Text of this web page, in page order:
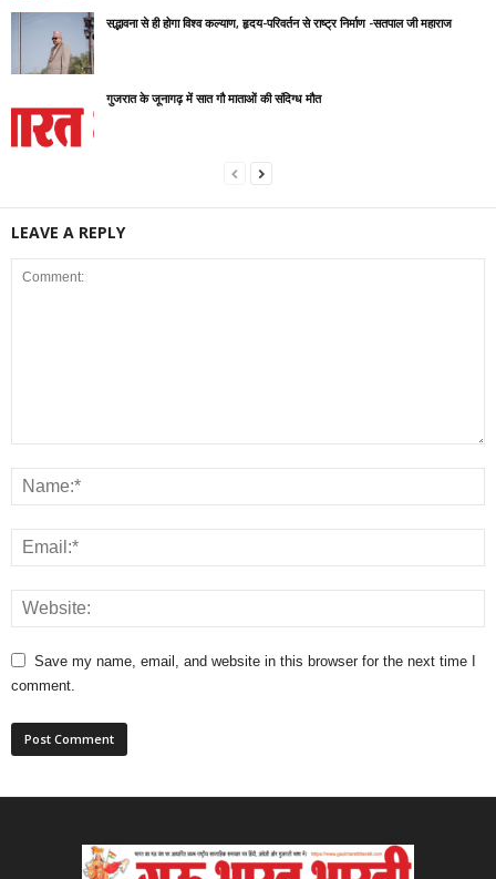
सद्भावना से ही होगा विश्व कल्याण, हृदय-परिवर्तन से राष्ट्र निर्माण -सतपाल जी महाराज
गुजरात के जूनागढ़ में सात गौ माताओं की संदिग्ध मौत
LEAVE A REPLY
Save my name, email, and website in this browser for the next time I
comment.